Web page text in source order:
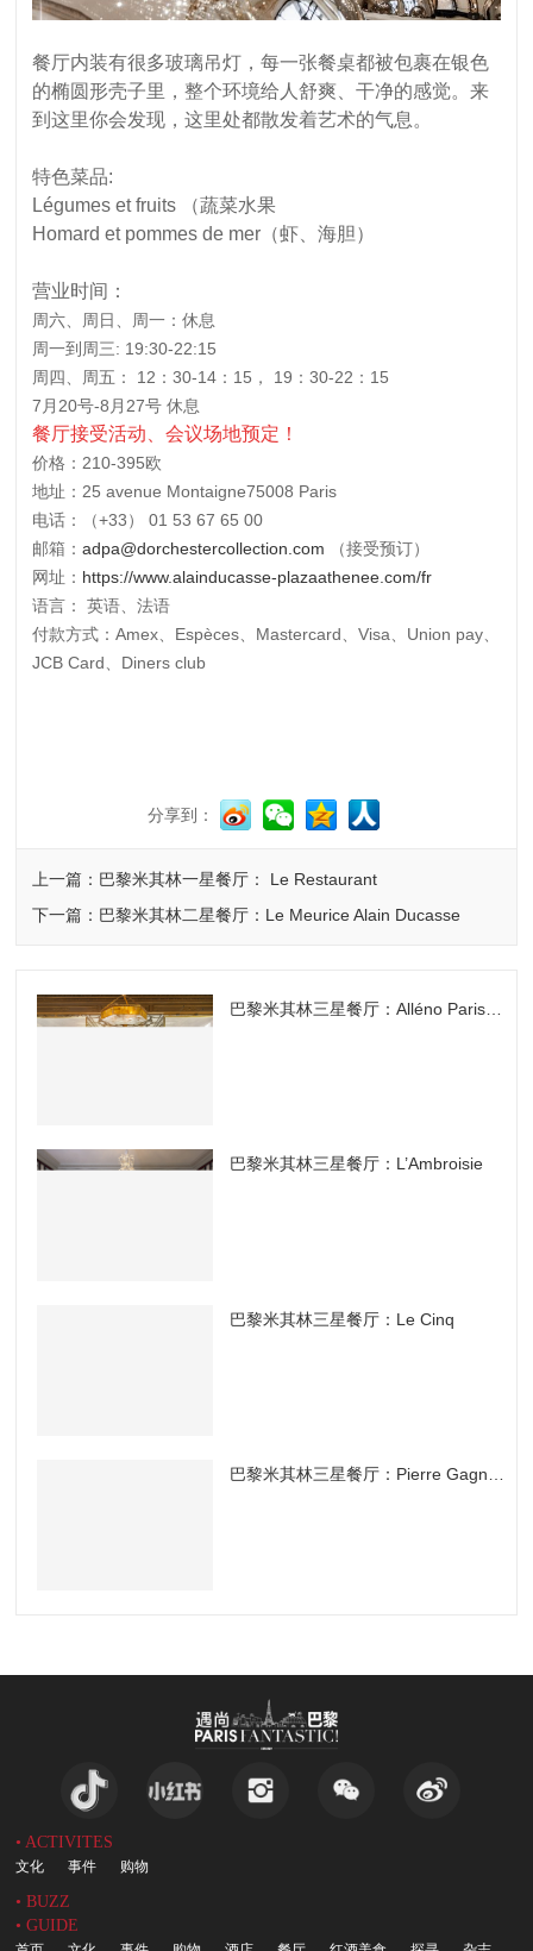
餐厅内装有很多玻璃吊灯，每一张餐桌都被包裹在银色
的椭圆形壳子里，整个环境给人舒爽、干净的感觉。来
到这里你会发现，这里处都散发着艺术的气息。
特色菜品:
Légumes et fruits
（蔬菜水果
Homard et pommes de mer （虾、海胆）
营业时间 ：
周六、周日、周一： 休息
周一到周三: 19:30-22:15
周四、周五： 12：30-14：15， 19：30-22：15
7月20号-8月27号 休息
餐厅接受活动、会议场地预定！
价格 ：210-395欧
地址 ：25 avenue Montaigne75008 Paris
电话 ：（+33） 01 53 67 65 00
邮箱 ： adpa@dorchestercollection.com
（接受预订）
网址 ： https://www.alainducasse-plazaathenee.com/fr
语言 ： 英语、法语
付款方式 ：Amex、Espèces、Mastercard、Visa、Union pay、
JCB Card、Diners club
分享到：
上一篇：巴黎米其林一星餐厅： Le Restaurant
下一篇：巴黎米其林二星餐厅：Le Meurice Alain Ducasse
巴黎米其林三星餐厅：L’Ambroisie
巴黎米其林三星餐厅：Le Cinq
• ACTIVITES
文化 事件 购物
• BUZZ
• GUIDE